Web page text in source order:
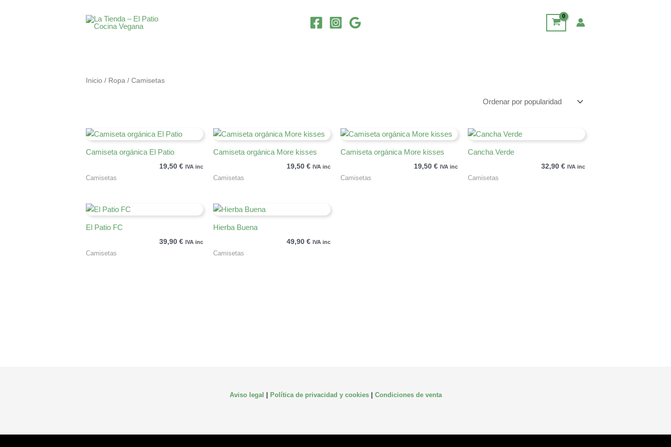
Inicio / Ropa / Camisetas
Camiseta orgánica El Patio
19,50 € IVA inc
Camisetas
Camiseta orgánica More kisses
19,50 € IVA inc
Camisetas
Camiseta orgánica More kisses
19,50 € IVA inc
Camisetas
Cancha Verde
32,90 € IVA inc
Camisetas
El Patio FC
39,90 € IVA inc
Camisetas
Hierba Buena
49,90 € IVA inc
Camisetas
Aviso legal | Política de privacidad y cookies| Condiciones de venta